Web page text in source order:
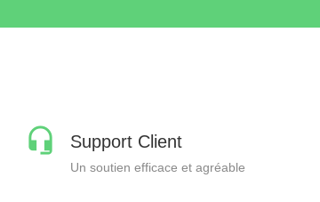
Support Client
Un soutien efficace et agréable